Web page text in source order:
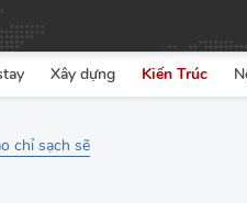
Xây dựng Kiến Trúc
chỉ sạch sẽ